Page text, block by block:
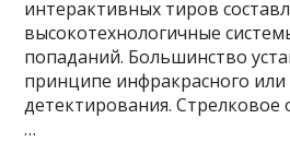
интерактивных тиров
высокотехнологичные
попаданий. Большинство
принципе инфракрасного или
детектирования. Стрелковое
…